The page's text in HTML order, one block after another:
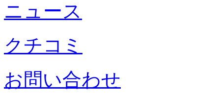
ニュース
クチコミ
お問い合わせ